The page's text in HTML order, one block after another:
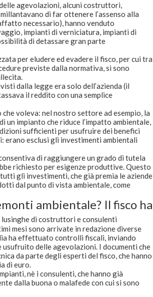
agevolazioni, alcuni costruttori,
di far ottenere l’assenso alla
necessario), hanno venduto
impianti di verniciatura, impianti di
di detassare gran parte
per eludere ed evadere il fisco, per cui tra
previste dalla normativa, si sono
dalla legge era solo dell’azienda (il
il reddito con una semplice
voleva: nel nostro settore ad esempio, la
un impianto che riduce l’impatto ambientale,
sufficienti per usufruire dei benefici
erano esclusi gli investimenti ambientali
di raggiungere un grado di tutela
richiesto per esigenze produttive. Questo
gli investimenti, che già premia le aziende
dal punto di vista ambientale, come
ambientale? Il fisco ha
lusinghe di costruttori e consulenti
mesi sono arrivate in redazione diverse
ha effettuato controlli fiscali, inviando
delle agevolazioni. I documenti che
da parte degli esperti del fisco, che hanno
di euro.
nè i consulenti, che hanno già
dalla buona o malafede con cui si sono